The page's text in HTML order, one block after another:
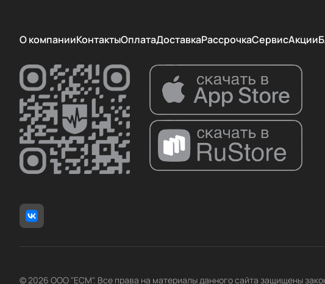
О компанииКонтактыОплатаДоставкаРассрочкаСервисАкции
© 2026 ООО "ЕСМ". Все права на материалы данного сайта защищены